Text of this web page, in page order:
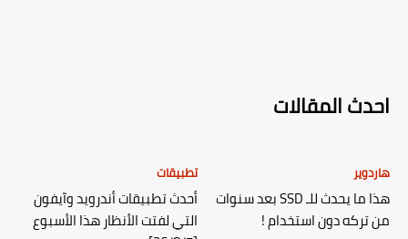
احدث المقالات
هاردوير
هذا ما يحدث للـ SSD بعد سنوات
من تركه دون استخدام !
تطبيقات
أحدث تطبيقات أندرويد وآيفون
التي لفتت الأنظار هذا الأسبوع